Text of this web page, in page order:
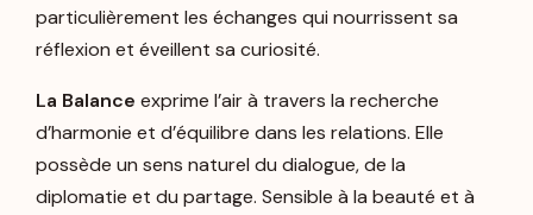
particulièrement les échanges qui nourrissent sa
réflexion et éveillent sa curiosité.
La Balance exprime l’air à travers la recherche
d’harmonie et d’équilibre dans les relations. Elle
possède un sens naturel du dialogue, de la
diplomatie et du partage. Sensible à la beauté et à